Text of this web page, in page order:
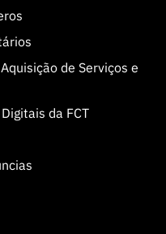
de Serviços e
da FCT